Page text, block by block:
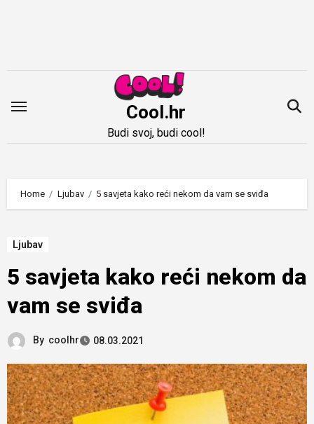
Cool.hr
Budi svoj, budi cool!
Home Ljubav 5 savjeta kako reći nekom da vam se sviđa
Ljubav
5 savjeta kako reći nekom da
vam se sviđa
By coolhr 08.03.2021